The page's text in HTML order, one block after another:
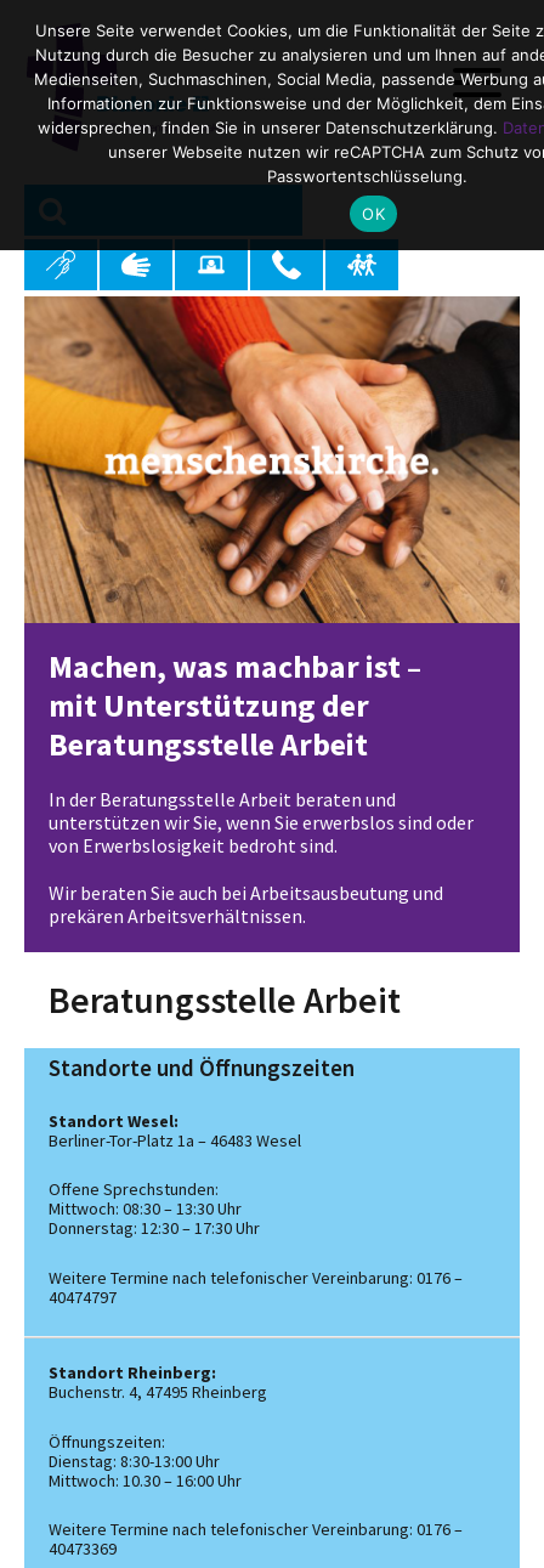
for:
Machen, was machbar ist –
mit Unterstützung der
Beratungsstelle Arbeit
In der Beratungsstelle Arbeit beraten und
unterstützen wir Sie, wenn Sie erwerbslos sind oder
von Erwerbslosigkeit bedroht sind.
Wir beraten Sie auch bei Arbeitsausbeutung und
prekären Arbeitsverhältnissen.
Beratungsstelle Arbeit
Standorte und Öffnungszeiten
Standort Wesel:
Berliner-Tor-Platz 1a – 46483 Wesel
Offene Sprechstunden:
Mittwoch: 08:30 – 13:30 Uhr
Donnerstag: 12:30 – 17:30 Uhr
Weitere Termine nach telefonischer Vereinbarung: 0176 –
40474797
Standort Rheinberg:
Buchenstr. 4, 47495 Rheinberg
Öffnungszeiten:
Dienstag: 8:30-13:00 Uhr
Mittwoch: 10.30 – 16:00 Uhr
Weitere Termine nach telefonischer Vereinbarung: 0176 –
40473369
Unsere Seite verwendet Cookies, um die Funktionalität der Seite
Nutzung durch die Besucher zu analysieren und um Ihnen auf
Medienseiten, Suchmaschinen, Social Media, passende Werbung
Informationen zur Funktionsweise und der Möglichkeit, dem
widersprechen, finden Sie in unserer Datenschutzerklärung.
unserer Webseite nutzen wir reCAPTCHA zum Schutz
Passwortentschlüsselung.
OK